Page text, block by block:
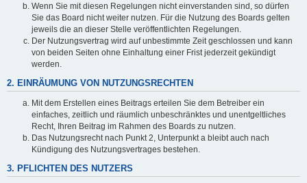
Wenn Sie mit diesen Regelungen nicht einverstanden sind, so dürfen
Sie das Board nicht weiter nutzen. Für die Nutzung des Boards gelten
jeweils die an dieser Stelle veröffentlichten Regelungen.
Der Nutzungsvertrag wird auf unbestimmte Zeit geschlossen und kann
von beiden Seiten ohne Einhaltung einer Frist jederzeit gekündigt
werden.
2. EINRÄUMUNG VON NUTZUNGSRECHTEN
Mit dem Erstellen eines Beitrags erteilen Sie dem Betreiber ein
einfaches, zeitlich und räumlich unbeschränktes und unentgeltliches
Recht, Ihren Beitrag im Rahmen des Boards zu nutzen.
Das Nutzungsrecht nach Punkt 2, Unterpunkt a bleibt auch nach
Kündigung des Nutzungsvertrages bestehen.
3. PFLICHTEN DES NUTZERS